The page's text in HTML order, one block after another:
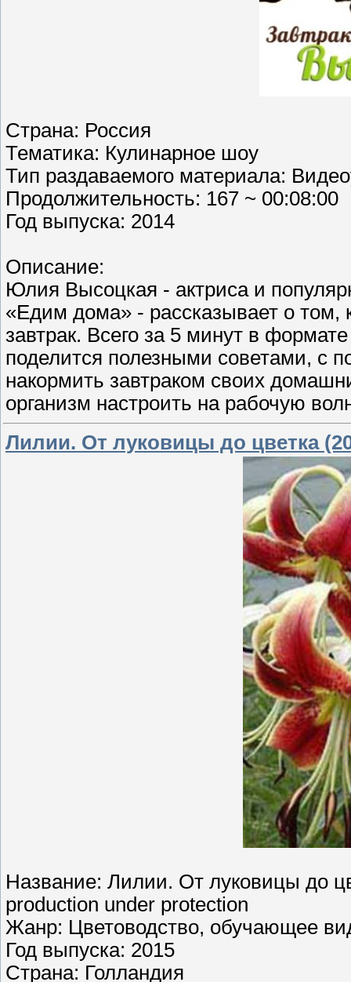
Страна: Россия
Тематика: Кулинарное шоу
Тип раздаваемого материала:
Продолжительность: 167 ~ 00:08:00
Год выпуска: 2014
Описание:
Юлия Высоцкая - актриса и
«Едим дома» - рассказывает о том,
завтрак. Всего за 5 минут в
поделится полезными советами, с
накормить завтраком своих
организм настроить на рабочую
Лилии. От луковицы до цветка
Название: Лилии. От луковицы до
production under protection
Жанр: Цветоводство, обучающее
Год выпуска: 2015
Страна: Голландия